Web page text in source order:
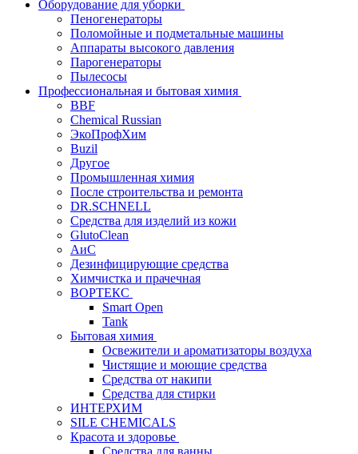
Оборудование для уборки
Пеногенераторы
Поломойные и подметальные машины
Аппараты высокого давления
Парогенераторы
Пылесосы
Профессиональная и бытовая химия
BBF
Chemical Russian
ЭкоПрофХим
Buzil
Другое
Промышленная химия
После строительства и ремонта
DR.SCHNELL
Средства для изделий из кожи
GlutoClean
АиС
Дезинфицирующие средства
Химчистка и прачечная
ВОРТЕКС
Smart Open
Tank
Бытовая химия
Освежители и ароматизаторы воздуха
Чистящие и моющие средства
Средства от накипи
Средства для стирки
ИНТЕРХИМ
SILE CHEMICALS
Красота и здоровье
Средства для ванны